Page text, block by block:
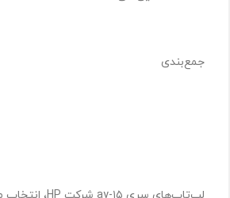
جمع‌بندی